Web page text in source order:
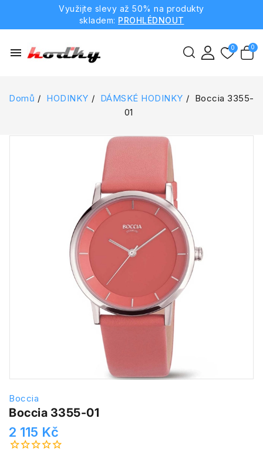
Využijte slevy až 50% na produkty
skladem: PROHLÉDNOUT
menu
Domů HODINKY DÁMSKÉ HODINKY
Boccia 3355-
01
Boccia
Boccia 3355-01
2 115 Kč